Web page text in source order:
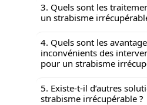
3. Quels sont les
un strabisme
4. Quels sont les
inconvénients des
pour un strabisme
5. Existe-t-il d’autres
strabisme irrécupérable ?